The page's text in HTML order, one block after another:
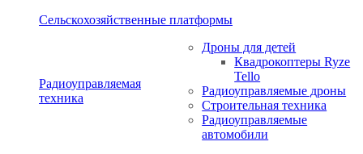
Сельскохозяйственные платформы
Радиоуправляемая
техника
Дроны для детей
Квадрокоптеры Ryze
Tello
Радиоуправляемые дроны
Строительная техника
Радиоуправляемые
автомобили